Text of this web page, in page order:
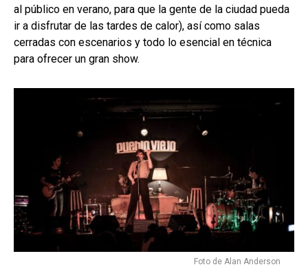
al público en verano, para que la gente de la ciudad pueda
ir a disfrutar de las tardes de calor), así como salas
cerradas con escenarios y todo lo esencial en técnica
para ofrecer un gran show.
Foto de Alan Anderson